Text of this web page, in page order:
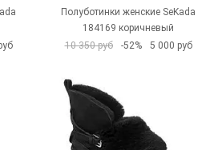
Полуботинки женские SeKada
184169 коричневый
10 350 руб
-52% 5 000 руб